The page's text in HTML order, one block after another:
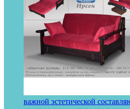
важной эстетической